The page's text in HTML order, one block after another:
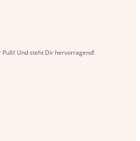
Pulli! Und steht Dir hervorragend!